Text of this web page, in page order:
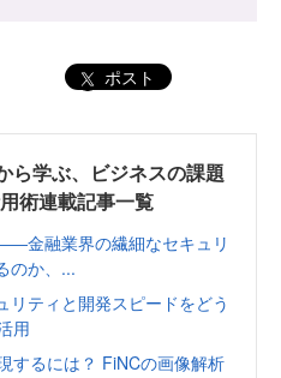
ポスト
ら学ぶ、ビジネスの課題
術連載記事一覧
金融業界の繊細なセキュリ
のか、...
リティと開発スピードをどう
用
するには？ FiNCの画像解析